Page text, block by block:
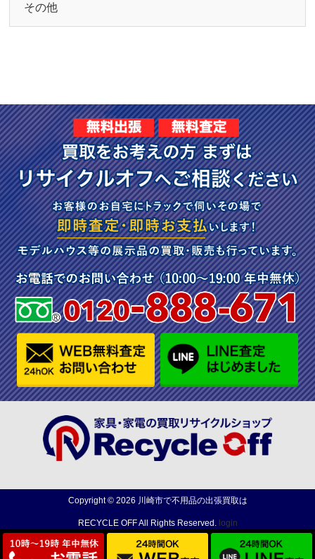
その他
Copyright © 2026 川崎市で不用品の出張買取は
RECYCLE OFFAll Rights Reserved. login